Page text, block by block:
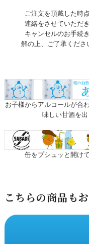
ご注文を頂戴した時
連絡をさせていただ
キャンセルのお手続
解の上、ご了承くださ
お子様からアルコールが合
味しい甘酒を
缶をプシュッと開け
こちらの商品も